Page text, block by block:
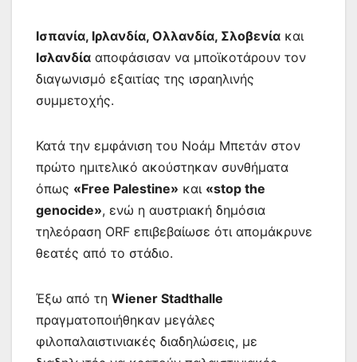
Ισπανία, Ιρλανδία, Ολλανδία, Σλοβενία και
Ισλανδία αποφάσισαν να μποϊκοτάρουν τον
διαγωνισμό εξαιτίας της ισραηλινής
συμμετοχής.
Κατά την εμφάνιση του Νοάμ Μπετάν στον
πρώτο ημιτελικό ακούστηκαν συνθήματα
όπως «Free Palestine» και «stop the
genocide», ενώ η αυστριακή δημόσια
τηλεόραση ORF επιβεβαίωσε ότι απομάκρυνε
θεατές από το στάδιο.
Έξω από τη Wiener Stadthalle
πραγματοποιήθηκαν μεγάλες
φιλοπαλαιστινιακές διαδηλώσεις, με